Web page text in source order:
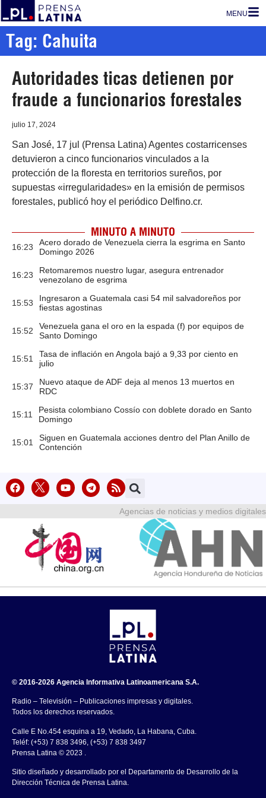
MENU
Tag: Cahuita
Autoridades ticas detienen por
fraude a funcionarios forestales
julio 17, 2024
San José, 17 jul (Prensa Latina) Agentes costarricenses
detuvieron a cinco funcionarios vinculados a la
protección de la floresta en territorios sureños, por
supuestas «irregularidades» en la emisión de permisos
forestales, publicó hoy el periódico Delfino.cr.
MINUTO A MINUTO
16:23
Acero dorado de Venezuela cierra la esgrima en Santo
Domingo 2026
16:23
Retomaremos nuestro lugar, asegura entrenador
venezolano de esgrima
15:53
Ingresaron a Guatemala casi 54 mil salvadoreños por
fiestas agostinas
15:52
Venezuela gana el oro en la espada (f) por equipos de
Santo Domingo
15:51
Tasa de inflación en Angola bajó a 9,33 por ciento en
julio
15:37
Nuevo ataque de ADF deja al menos 13 muertos en
RDC
15:11
Pesista colombiano Cossío con doblete dorado en Santo
Domingo
15:01
Siguen en Guatemala acciones dentro del Plan Anillo de
Contención
Agencias de noticias y medios digitales
© 2016-2026 Agencia Informativa Latinoamericana S.A.
Radio – Televisión – Publicaciones impresas y digitales.
Todos los derechos reservados.
Calle E No.454 esquina a 19, Vedado, La Habana, Cuba.
Teléf: (+53) 7 838 3496, (+53) 7 838 3497
Prensa Latina © 2023 .
Sitio diseñado y desarrollado por el Departamento de Desarrollo de la
Dirección Técnica de Prensa Latina.